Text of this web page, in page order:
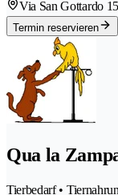
Via San Gottardo
Termin reservieren
Qua la
Tierbedarf •